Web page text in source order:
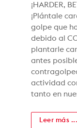
¡HARDER,
¡Plántale
golpe que
debido al
plantarle
antes
actividad
tanto en
Leer más ...